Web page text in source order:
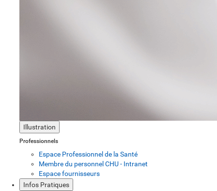
Illustration
Professionnels
Espace Professionnel de la Santé
Membre du personnel CHU - Intranet
Espace fournisseurs
Infos Pratiques